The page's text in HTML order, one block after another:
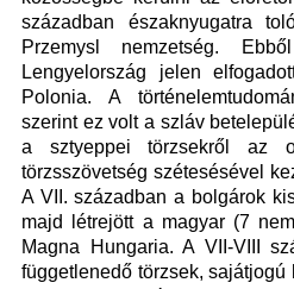
században északnyugatra
Przemysl nemzetség.
Lengyelország jelen
Polonia. A
szerint ez volt a szláv
a sztyeppei törzsekről az
törzsszövetség szétesésével
A VII. században a bolgárok
majd létrejött a magyar (7
Magna Hungaria. A VII-VIII
függetlenedő törzsek,